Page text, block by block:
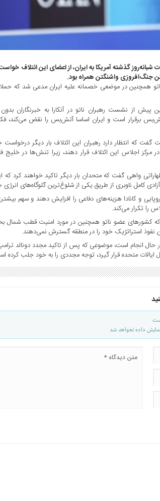
شبانه‌روز گذشته آمریکا به ایران، از اعضای این ائتلاف
جنگ‌افروزی واشنگتن همراه بود.
همچنین در موضعی خصمانه علیه ایران مدعی شد که
پیش از نشست رهبران ناتو در آنکارا به خبرنگاران
برقرار است و ایران اساسا آتش‌بس را نقض می‌کند، فکر
که انتظار دارد رهبران این ائتلاف بار دیگر درخواست
مرکز اجلاس این ائتلاف قرار دهند، زیرا تنش‌ها در خلیج
واهی گفت که متحدان بار دیگر تاکید خواهند کرد که
کامل ناوبری از طریق یکی از شلوغ‌ترین گلوگاه‌های انرژی
و کانادا هزینه‌های دفاعی را افزایش دهند و سهم
را تکرار می‌کند.
که کشورهای عضو ناتو همچنین در مورد امنیت قطب
نفوذ استراتژیک خود را در منطقه گسترش نمی‌دهند.
حال انجام است، موضوعی که پس از تاکید مجدد دونالد
متحده قرار گیرد، توجه مجددی را به خود جلب کرده
داده نخواهد شد